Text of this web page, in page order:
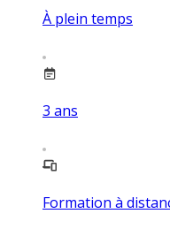
À plein temps
3 ans
Formation à